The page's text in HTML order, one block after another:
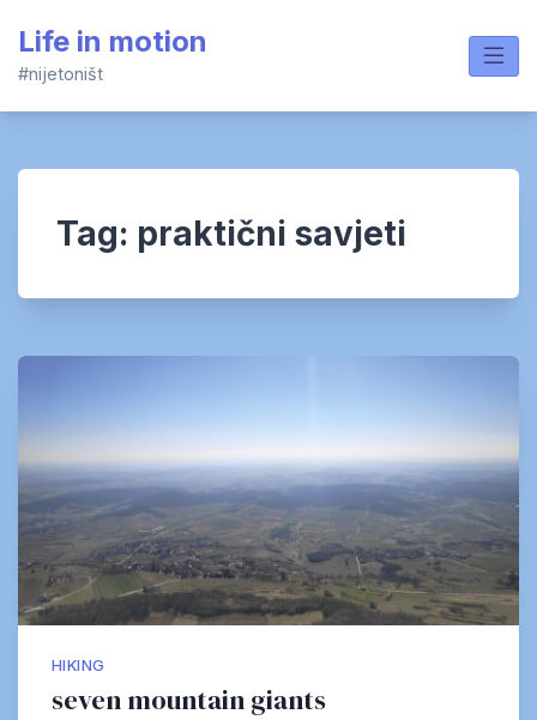
content
Life in motion
#nijetoništ
Tag: praktični savjeti
HIKING
seven mountain giants